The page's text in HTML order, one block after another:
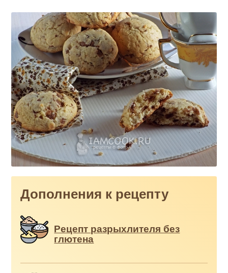
Дополнения к рецепту
Рецепт разрыхлителя без
глютена